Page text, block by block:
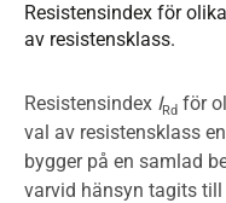
Resistensindex för
av resistensklass.
Resistensindex IRd för
val av resistensklass
bygger på en samlad
varvid hänsyn tagits